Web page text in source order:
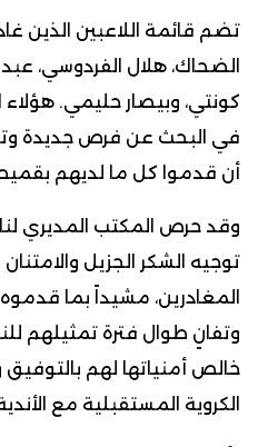
تضم قائمة اللاعبين الذين
الضحاك، هلال الفردوسي،
كونتي، وبيصار حليمي. هؤلاء
في البحث عن فرص جديدة
أن قدموا كل ما لديهم
وقد حرص المكتب المديري
توجيه الشكر الجزيل
المغادرين، مشيداً بما
وتفانٍ طوال فترة تمثيلهم
خالص أمنياتها لهم
الكروية المستقبلية مع